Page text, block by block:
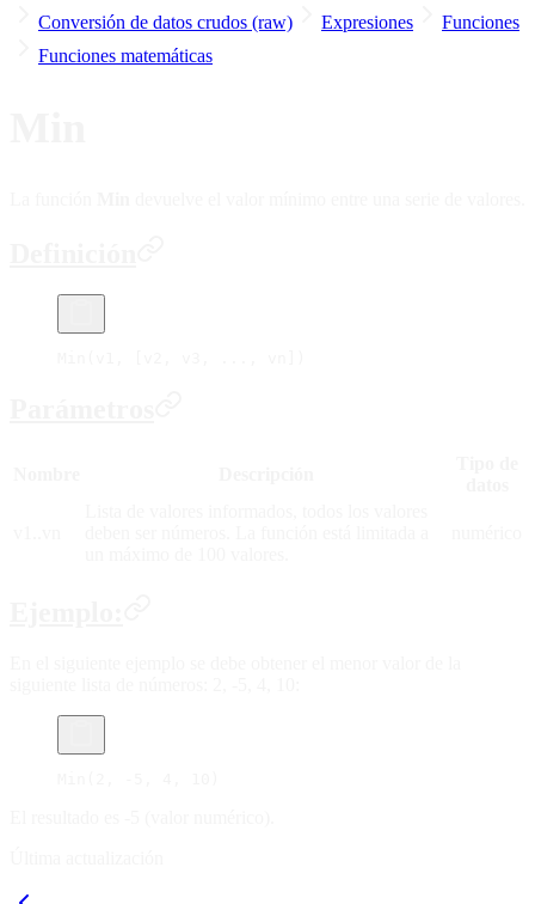
Conversión de datos crudos (raw)
Expresiones
Funciones
Funciones matemáticas